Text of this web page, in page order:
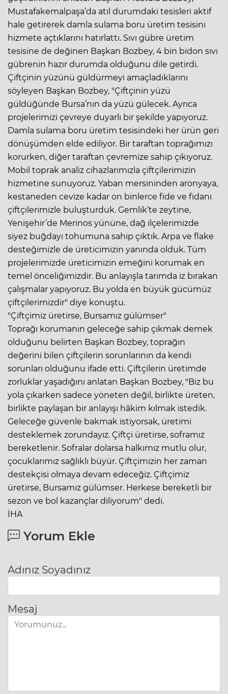
Mustafakemalpaşa’da atıl durumdaki tesisleri aktif
hale getirerek damla sulama boru üretim tesisini
hizmete açtıklarını hatırlattı. Sıvı gübre üretim
tesisine de değinen Başkan Bozbey, 4 bin bidon sıvı
gübrenin hazır durumda olduğunu dile getirdi.
Çiftçinin yüzünü güldürmeyi amaçladıklarını
söyleyen Başkan Bozbey, "Çiftçinin yüzü
güldüğünde Bursa’nın da yüzü gülecek. Ayrıca
projelerimizi çevreye duyarlı bir şekilde yapıyoruz.
Damla sulama boru üretim tesisindeki her ürün geri
dönüşümden elde ediliyor. Bir taraftan toprağımızı
korurken, diğer taraftan çevremize sahip çıkıyoruz.
Mobil toprak analiz cihazlarımızla çiftçilerimizin
hizmetine sunuyoruz. Yaban mersininden aronyaya,
kestaneden cevize kadar on binlerce fide ve fidanı
çiftçilerimizle buluşturduk. Gemlik’te zeytine,
Yenişehir’de Merinos yününe, dağ ilçelerimizde
siyez buğdayı tohumuna sahip çıktık. Arpa ve flake
desteğimizle de üreticimizin yanında olduk. Tüm
projelerimizde üreticimizin emeğini korumak en
temel önceliğimizdir. Bu anlayışla tarımda iz bırakan
çalışmalar yapıyoruz. Bu yolda en büyük gücümüz
çiftçilerimizdir" diye konuştu.
"Çiftçimiz üretirse, Bursamız gülümser"
Toprağı korumanın geleceğe sahip çıkmak demek
olduğunu belirten Başkan Bozbey, toprağın
değerini bilen çiftçilerin sorunlarının da kendi
sorunları olduğunu ifade etti. Çiftçilerin üretimde
zorluklar yaşadığını anlatan Başkan Bozbey, "Biz bu
yola çıkarken sadece yöneten değil, birlikte üreten,
birlikte paylaşan bir anlayışı hâkim kılmak istedik.
Geleceğe güvenle bakmak istiyorsak, üretimi
desteklemek zorundayız. Çiftçi üretirse, soframız
bereketlenir. Sofralar dolarsa halkımız mutlu olur,
çocuklarımız sağlıklı büyür. Çiftçimizin her zaman
destekçisi olmaya devam edeceğiz. Çiftçimiz
üretirse, Bursamız gülümser. Herkese bereketli bir
sezon ve bol kazançlar diliyorum" dedi.
İHA
Yorum Ekle
Adınız Soyadınız
Mesaj